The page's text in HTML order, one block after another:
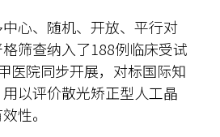
心、随机、开放、平行对
筛查纳入了188例临床受试
医院同步开展，对标国际知
以评价散光矫正型人工晶
性。